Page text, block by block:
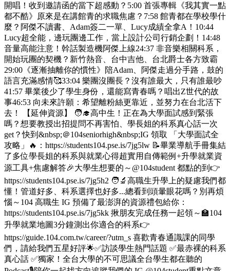
開唱！收到邀請函的當下超感動？5:00 首張專輯《我其實一點
都不酷》原來是在講館青的求職焦慮？7:58 館青都在學校學什
麼？阿傑不讀書、Adam簽二一單、Lucy成績全拿A！10:44
Lucy超全能，邊玩團邊工作，當上設計公司行銷企劃！14:48
音量高能注意！幹話製造機阿傑上線24:37 非音樂相關科系，
開始玩團的契機？新竹熱音、台中吉他、台北爵士各方致霸
29:00《逐漸抽離你的慣性》陪Adam、阿傑走過分手路，鼓的
語言充滿感情🥰33:04 樂團沒團長？沒有誰最大，只有誰最吵
41:57 畢業後少了學生身份，還能寫青春嗎？唱出Z世代的故
事46:53 向未來許願：希望離粉絲更靠近，並努力在台北活下
去！ 【延伸資源】 🧑‍🎓高中生！正在為大學面試感到緊張
嗎？想要教授出招提問不再害怕、學長姐的科系真心話一次
get？快到&nbsp;＠104seniorhigh&nbsp;IG 領取 「大學面試全
攻略」🔥：https://students104.pse.is/7jg5lw 📝畢業導航手冊集結
了多位學長姐的科系與就業心得超實用自傳範例+升學就業資
源工具+焦慮解答🎉大學生想要的～@104student 都點的到👉
https://students104.pse.is/7jg5h2 🧑‍🔬高職生升學上的疑慮我們都
懂！管道好多、科系選擇也好多...總看到頭暈眼花嗎？別再煩
惱～104 高職生 IG 預備了最澎湃的資源禮包給你：
https://students104.pse.is/7jg5kk 揪朋友完成任務一起領～🏫104
升學就業地圖3分鐘測出你適合的科系👉
https://guide.104.com.tw/career/?utm_s 喜歡青春通識課的同學
們，請給我們五星好評🌟✅訪談學生熱門話題 ✅最赤裸的科系
真心話 ✅獨家！全台大學的不可思議全台學生都在聽的